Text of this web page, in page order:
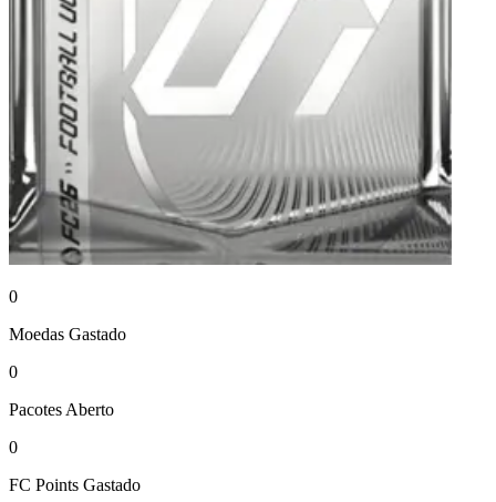
0
Moedas Gastado
0
Pacotes Aberto
0
FC Points Gastado